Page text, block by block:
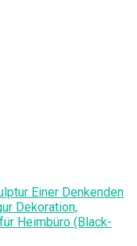
Einer Denkenden
Dekoration,
Heimbüro (Black-